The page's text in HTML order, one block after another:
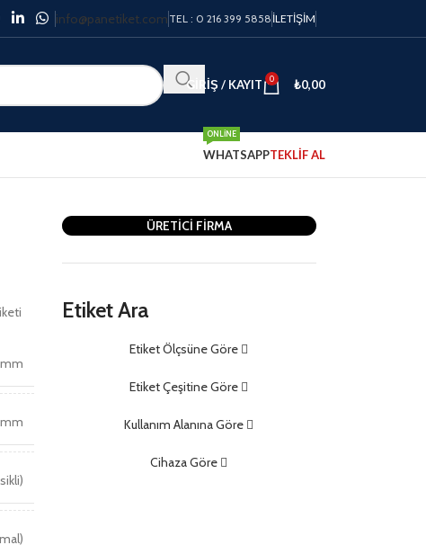
info@panetiket.com TEL : 0 216 399 5858 İLETIŞIM
GIRIŞ / KAYIT 0 ₺0,00
WHATSAPP
ONLINE
TEKLİF AL
ÜRETİCİ FİRMA
Etiket Ara
Etiket Ölçsüne Göre
Etiket Çeşitine Göre
Kullanım Alanına Göre
Cihaza Göre